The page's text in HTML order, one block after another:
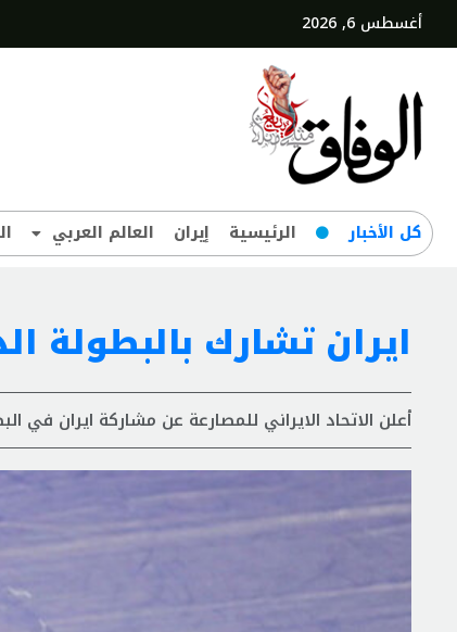
أغسطس 6, 2026
کل‌ الأخبار الرئيسية إيران العالم العربي
ايران تشارك بالبطولة
أعلن الاتحاد الايراني للمصارعة عن مشاركة ايران في البطولة